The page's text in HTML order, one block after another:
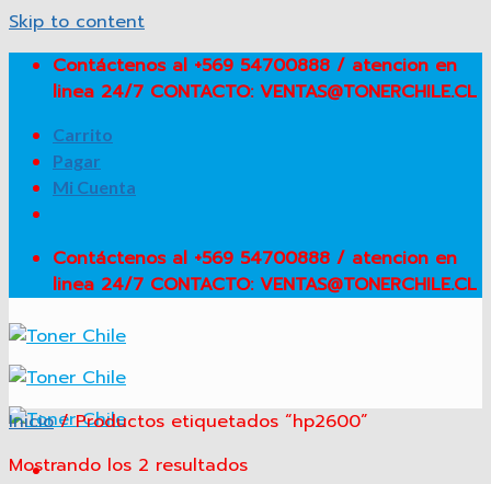
Skip to content
Contáctenos al +569 54700888 / atencion en
linea 24/7 CONTACTO: VENTAS@TONERCHILE.CL
Carrito
Pagar
Mi Cuenta
Contáctenos al +569 54700888 / atencion en
linea 24/7 CONTACTO: VENTAS@TONERCHILE.CL
Inicio /Productos etiquetados “hp2600”
Mostrando los 2 resultados